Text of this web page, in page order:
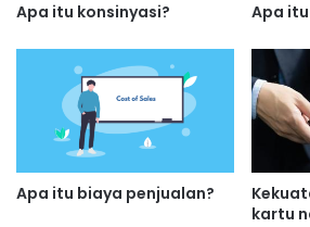
Apa itu konsinyasi? Apa
Apa itu biaya penjualan?
kartu